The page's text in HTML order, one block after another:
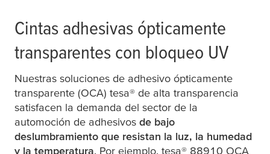
Cintas adhesivas ópticamente
transparentes con bloqueo UV
Nuestras soluciones de adhesivo ópticamente
transparente (OCA) tesa® de alta transparencia
satisfacen la demanda del sector de la
automoción de adhesivos de bajo
deslumbramiento que resistan la luz, la humedad
y la temperatura. Por ejemplo, tesa® 88910 OCA